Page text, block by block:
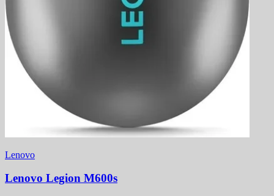
Lenovo
Lenovo Legion M600s